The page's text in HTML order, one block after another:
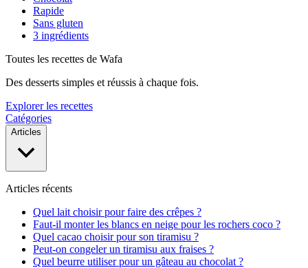
Rapide
Sans gluten
3 ingrédients
Toutes les recettes de Wafa
Des desserts simples et réussis à chaque fois.
Explorer les recettes
Catégories
Articles
Articles récents
Quel lait choisir pour faire des crêpes ?
Faut-il monter les blancs en neige pour les rochers coco ?
Quel cacao choisir pour son tiramisu ?
Peut-on congeler un tiramisu aux fraises ?
Quel beurre utiliser pour un gâteau au chocolat ?